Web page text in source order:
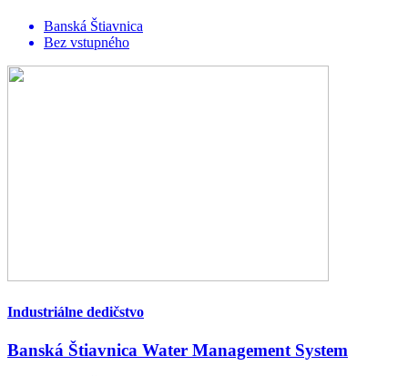
Banská Štiavnica
Bez vstupného
Industriálne dedičstvo
Banská Štiavnica Water Management System